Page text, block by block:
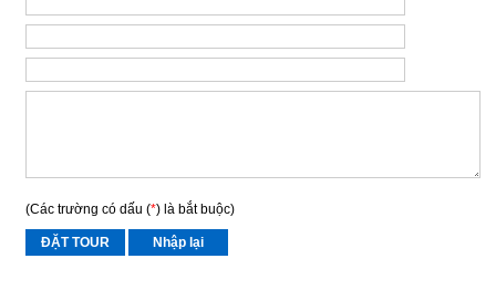
(Các trường có dấu (*) là bắt buộc)